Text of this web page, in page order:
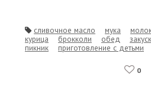
сливочное масло мука
курица
брокколи обед
пикник
приготовление с детьми
0